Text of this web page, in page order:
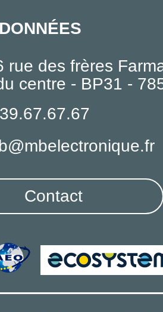
rue des frères
centre - BP31 -
Contact